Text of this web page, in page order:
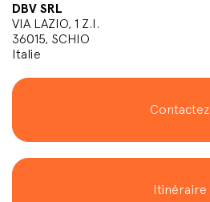
DBV SRL
VIA LAZIO, 1 Z.I.
36015, SCHIO
Italie
Contactez
Itinéraire